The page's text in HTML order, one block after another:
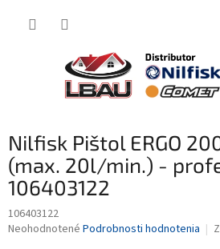
Nilfisk Pištol ERGO
(max. 20l/min.) -
106403122
106403122
Priemerné
Neohodnotené Podrobnosti hodnotenia